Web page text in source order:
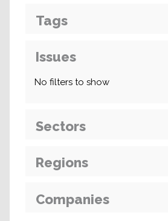
Tags
Issues
No filters to show
Sectors
Regions
Companies